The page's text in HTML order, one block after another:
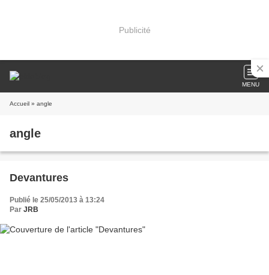
Publicité
MENU
Accueil » angle
angle
Devantures
Publié le 25/05/2013 à 13:24
Par JRB